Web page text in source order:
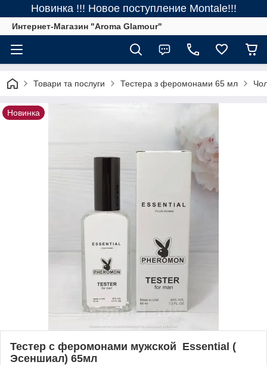
Новинка !!! Новое поступление Montale!!!
Интернет-Магазин "Aroma Glamour"
Товари та послуги Тестера з феромонами 65 мл
Новинка
Тестер с феромонами мужской Essential (
Эсеншиал) 65мл